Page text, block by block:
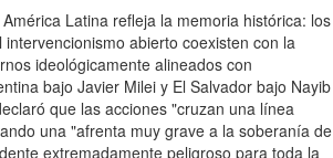
Latina refleja la memoria histórica: los
abierto coexisten con la
ideológicamente alineados con
bajo Javier Milei y El Salvador bajo Nayib
que las acciones "cruzan una línea
una "afrenta muy grave a la soberanía de
extremadamente peligroso para toda la